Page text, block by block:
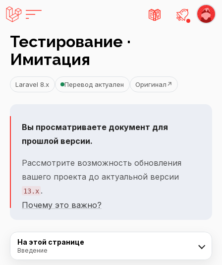
Есть не
Тестирование ·
Имитация
Laravel 8.x Перевод актуален Оригинал ↗
Вы просматриваете документ для
прошлой версии.
Рассмотрите возможность обновления
вашего проекта до актуальной версии
13.x .
Почему это важно?
На этой странице
Введение